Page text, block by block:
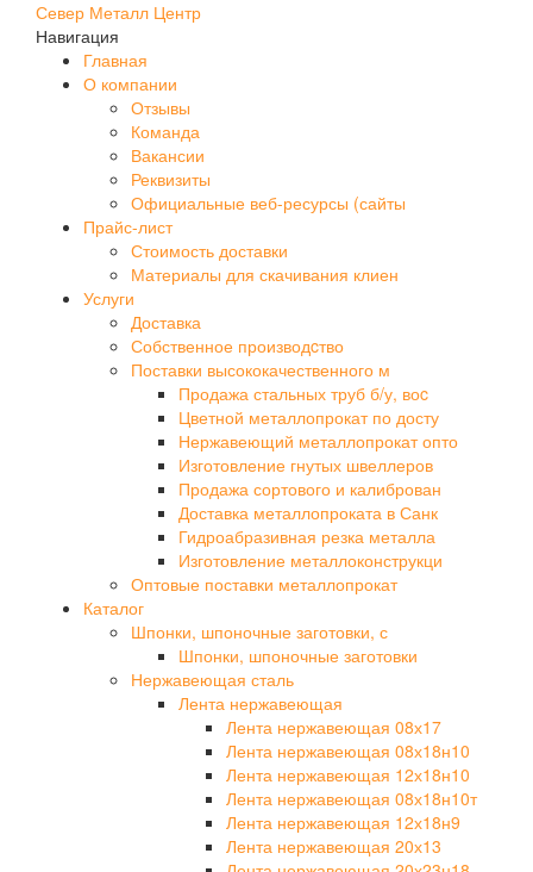
Север Металл Центр
Навигация
Главная
О компании
Отзывы
Команда
Вакансии
Реквизиты
Официальные веб-ресурсы (сайты
Прайс-лист
Стоимость доставки
Материалы для скачивания клиен
Услуги
Доставка
Собственное производcтво
Поставки высококачественного м
Продажа стальных труб б/у, воc
Цветной металлопрокат по досту
Нержавеющий металлопрокат опто
Изготовление гнутых швеллеров
Продажа сортового и калиброван
Доставка металлопроката в Санк
Гидроабразивная резка металла
Изготовление металлоконструкци
Оптовые поставки металлопрокат
Каталог
Шпонки, шпоночные заготовки, с
Шпонки, шпоночные заготовки
Нержавеющая сталь
Лента нержавеющая
Лента нержавеющая 08х17
Лента нержавеющая 08х18н10
Лента нержавеющая 12х18н10
Лента нержавеющая 08х18н10т
Лента нержавеющая 12х18н9
Лента нержавеющая 20х13